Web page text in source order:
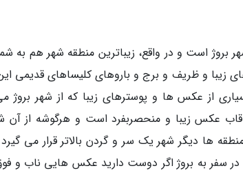
است و در واقع، زیباترین منطقه شهر هم به
زیبا و ظریف و برج و باروهای کلیساهای قدیمی
از عکس ها و پوسترهای زیبا که از شهر بروژ می
عکس زیبا و منحصربفرد است و هرگوشه از آن
ها دیگر شهر یک سر و گردن بالاتر قرار می
سفر به بروژ اگر دوست دارید عکس هایی ناب و